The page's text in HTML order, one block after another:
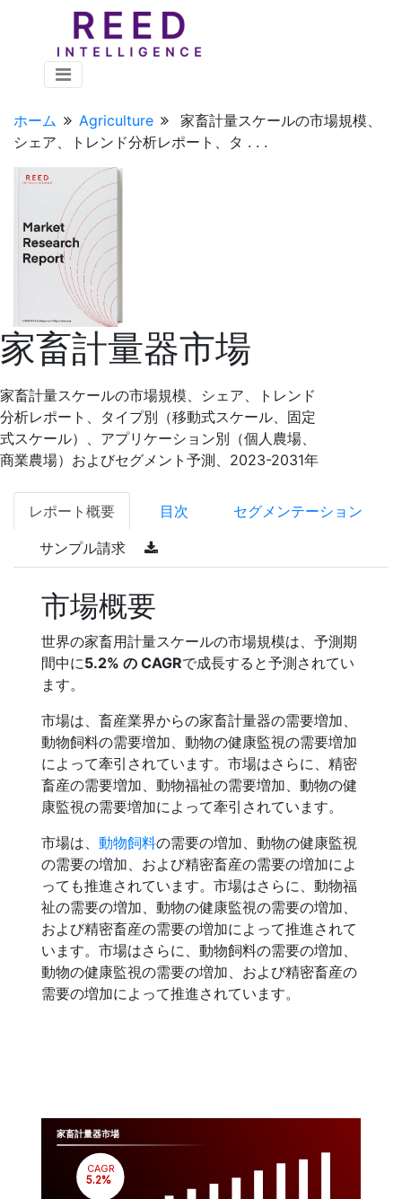
ホーム Agriculture
家畜計量スケールの市場規模、
シェア、トレンド分析レポート、タ . . .
家畜計量器市場
家畜計量スケールの市場規模、シェア、トレンド
分析レポート、タイプ別（移動式スケール、固定
式スケール）、アプリケーション別（個人農場、
商業農場）およびセグメント予測、2023-2031年
レポート概要 目次 セグメンテーション
サンプル請求
市場概要
世界の家畜用計量スケールの市場規模は、予測期
間中に5.2% の CAGRで成長すると予測されてい
ます。
市場は、畜産業界からの家畜計量器の需要増加、
動物飼料の需要増加、動物の健康監視の需要増加
によって牽引されています。市場はさらに、精密
畜産の需要増加、動物福祉の需要増加、動物の健
康監視の需要増加によって牽引されています。
市場は、 動物飼料の需要の増加、動物の健康監視
の需要の増加、および精密畜産の需要の増加によ
っても推進されています。市場はさらに、動物福
祉の需要の増加、動物の健康監視の需要の増加、
および精密畜産の需要の増加によって推進されて
います。市場はさらに、動物飼料の需要の増加、
動物の健康監視の需要の増加、および精密畜産の
需要の増加によって推進されています。
家畜計量器市場
CAGR
5.2%